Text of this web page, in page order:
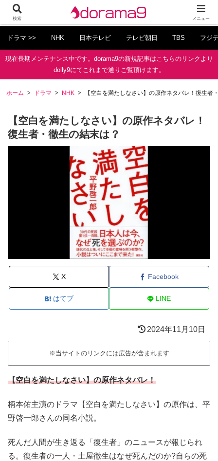
ドラマ >> NHK 日本テレビ テレビ朝日 TBS フジ
現在長期メンテナンス中です。dorama9の新規記事はこちらのリンクより
dolly9にてこれまで通りご覧頂けます。
ホーム ドラマ NHK 【空白を満たしなさい】の原作ネタバレ！復生者
【空白を満たしなさい】の原作ネタバレ！
復生者・徹生の結末は？
X Facebook
はてブ LINE
2024年11月10日
※当サイトのリンクには広告が含まれます
【空白を満たしなさい】の原作ネタバレ！
柄本佑主演のドラマ【空白を満たしなさい】の原作は、平
野啓一郎さんの同名小説。
死んだ人間が生き返る「復生者」のニュースが報じられ
る。復生者の一人・土屋徹生はなぜ死んだのか?自らの死
検索 メニュー